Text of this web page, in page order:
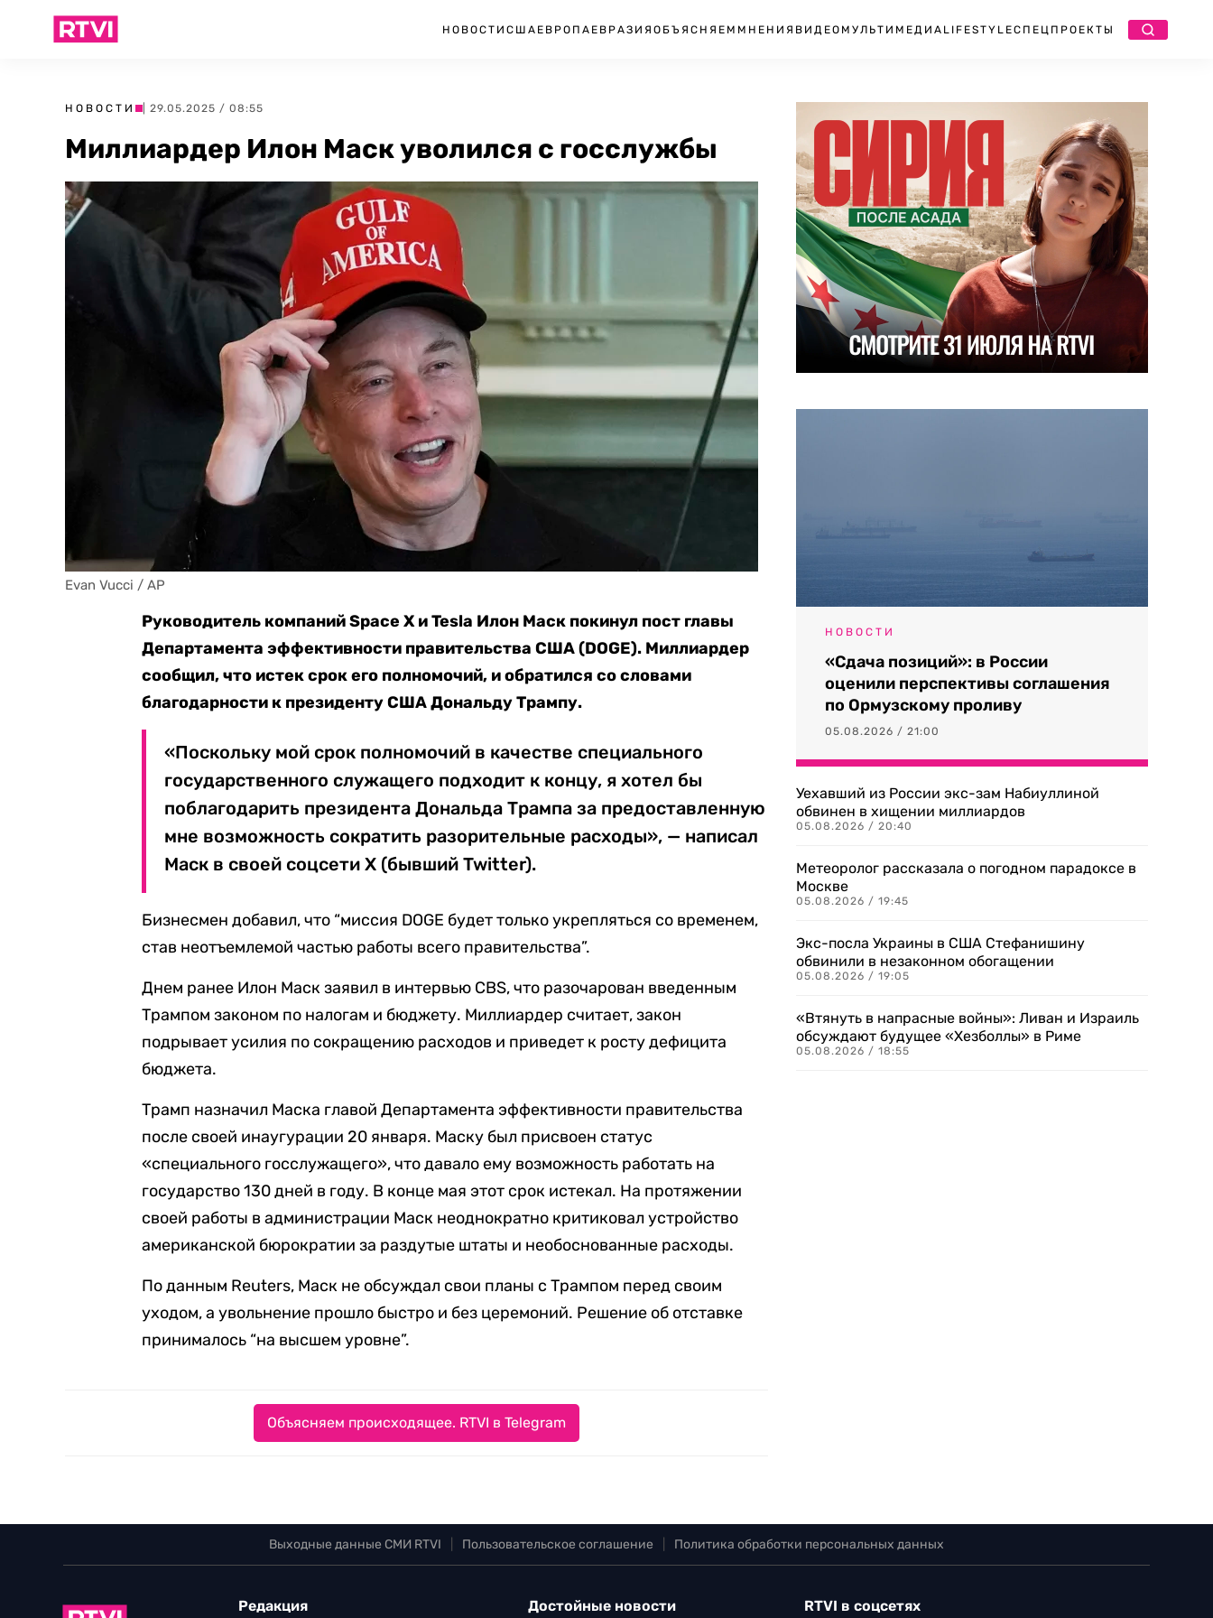
НОВОСТИ США ЕВРОПА ЕВРАЗИЯ ОБЪЯСНЯЕМ МНЕНИЯ ВИДЕО МУЛЬТИМЕДИА LIFESTYLEСПЕЦПРОЕКТЫ
НОВОСТИ | 29.05.2025 / 08:55
Миллиардер Илон Маск уволился с госслужбы
Evan Vucci / AP
Руководитель компаний Space X и Tesla Илон Маск покинул пост главы
Департамента эффективности правительства США (DOGE). Миллиардер
сообщил, что истек срок его полномочий, и обратился со словами
благодарности к президенту США Дональду Трампу.
«Поскольку мой срок полномочий в качестве специального
государственного служащего подходит к концу, я хотел бы
поблагодарить президента Дональда Трампа за предоставленную
мне возможность сократить разорительные расходы», — написал
Маск в своей соцсети X (бывший Twitter).
Бизнесмен добавил, что “миссия DOGE будет только укрепляться со временем,
став неотъемлемой частью работы всего правительства”.
Днем ранее Илон Маск заявил в интервью CBS, что разочарован введенным
Трампом законом по налогам и бюджету. Миллиардер считает, закон
подрывает усилия по сокращению расходов и приведет к росту дефицита
бюджета.
Трамп назначил Маска главой Департамента эффективности правительства
после своей инаугурации 20 января. Маску был присвоен статус
«специального госслужащего», что давало ему возможность работать на
государство 130 дней в году. В конце мая этот срок истекал. На протяжении
своей работы в администрации Маск неоднократно критиковал устройство
американской бюрократии за раздутые штаты и необоснованные расходы.
По данным Reuters, Маск не обсуждал свои планы с Трампом перед своим
уходом, а увольнение прошло быстро и без церемоний. Решение об отставке
принималось “на высшем уровне”.
Объясняем происходящее. RTVI в Telegram
НОВОСТИ
«Сдача позиций»: в России
оценили перспективы соглашения
по Ормузскому проливу
05.08.2026 / 21:00
Уехавший из России экс-зам Набиуллиной
обвинен в хищении миллиардов
05.08.2026 / 20:40
Метеоролог рассказала о погодном парадоксе в
Москве
05.08.2026 / 19:45
Экс-посла Украины в США Стефанишину
обвинили в незаконном обогащении
05.08.2026 / 19:05
«Втянуть в напрасные войны»: Ливан и Израиль
обсуждают будущее «Хезболлы» в Риме
05.08.2026 / 18:55
Выходные данные СМИ RTVI Пользовательское соглашение Политика обработки персональных данных
Редакция Достойные новости RTVI в соцсетях